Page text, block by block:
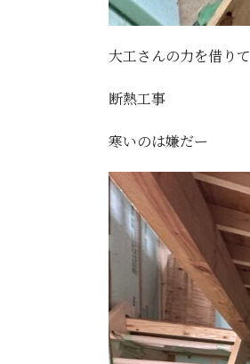
大工さんの力を借りて
断熱工事
寒いのは嫌だー